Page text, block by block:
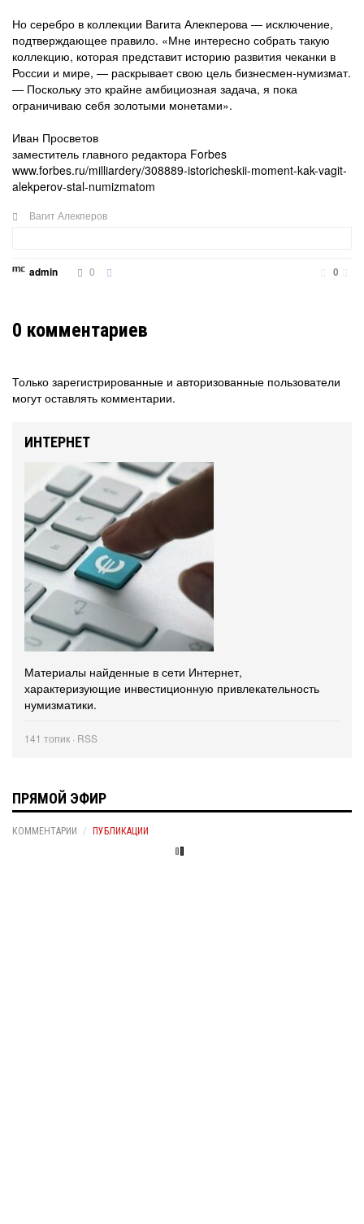
Но серебро в коллекции Вагита Алекперова — исключение,
подтверждающее правило. «Мне интересно собрать такую
коллекцию, которая представит историю развития чеканки в
России и мире, — раскрывает свою цель бизнесмен-нумизмат.
— Поскольку это крайне амбициозная задача, я пока
ограничиваю себя золотыми монетами».
Иван Просветов
заместитель главного редактора Forbes
www.forbes.ru/milliardery/308889-istoricheskii-moment-kak-vagit-
alekperov-stal-numizmatom
Вагит Алекперов
admin 0 0
0 комментариев
Только зарегистрированные и авторизованные пользователи
могут оставлять комментарии.
ИНТЕРНЕТ
Материалы найденные в сети Интернет,
характеризующие инвестиционную привлекательность
нумизматики.
141 топик · RSS
ПРЯМОЙ ЭФИР
КОММЕНТАРИИ ПУБЛИКАЦИИ